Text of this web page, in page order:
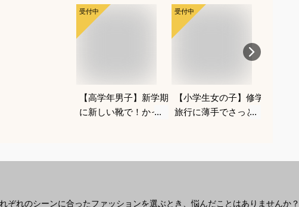
受付中
【高学年男子】新学期
に新しい靴で！かっこ
受付中
【小学生女の子】修学
旅行に薄手でさっと羽
ぞれのシーンに合ったファッションを選ぶとき、悩んだことはありませんか？